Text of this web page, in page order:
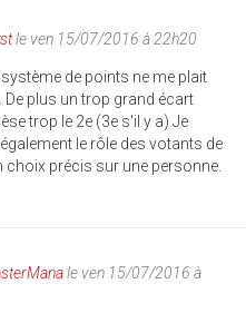
le ven 15/07/2016 à 22h20
de points ne me plait
De plus un trop grand écart
trop le 2e (3e s'il y a).Je
le rôle des votants de
choix précis sur une personne.
le ven 15/07/2016 à